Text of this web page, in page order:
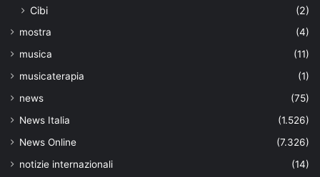
Cibi (2)
mostra
(4)
musica
(11)
musicaterapia
(1)
news
(75)
News Italia
(1.526)
News Online
(7.326)
notizie internazionali
(14)